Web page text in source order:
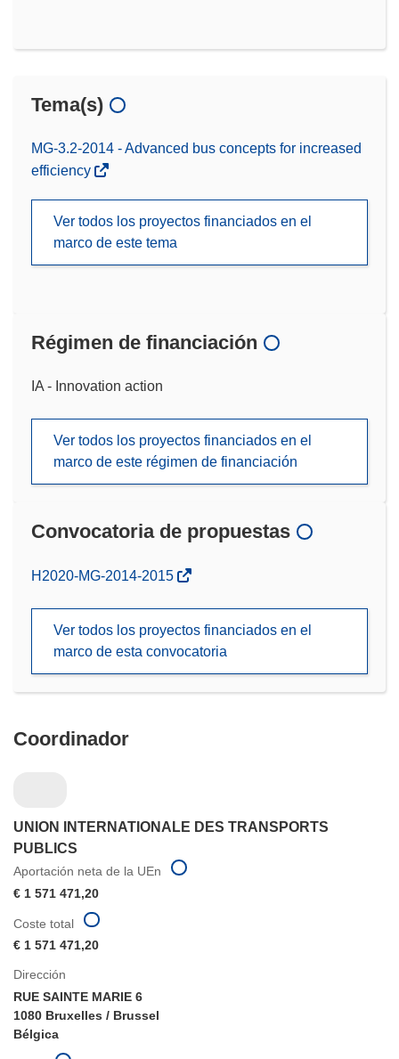
Tema(s)
MG-3.2-2014 - Advanced bus concepts for increased
efficiency
Ver todos los proyectos financiados en el
marco de este tema
Régimen de financiación
IA - Innovation action
Ver todos los proyectos financiados en el
marco de este régimen de financiación
Convocatoria de propuestas
(se
nueva
H2020-MG-2014-2015
Ver todos los proyectos financiados en el
marco de esta convocatoria
Coordinador
UNION INTERNATIONALE DES TRANSPORTS
PUBLICS
Aportación neta de la UEn
€ 1 571 471,20
Dirección
RUE SAINTE MARIE 6
1080 Bruxelles / Brussel
Bélgica
Coste total
€ 1 571 471,20